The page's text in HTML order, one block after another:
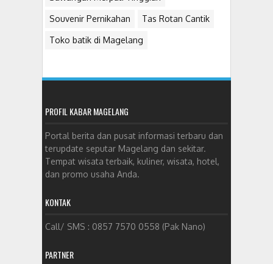
Souvenir Pernikahan Tas Rotan Cantik
Toko batik di Magelang
PROFIL KABAR MAGELANG
Portal berita dan pusat informasi terbaru dan
terupdate seputar Magelang dan sekitar.
Tempat wisata terbaik, kuliner, wisata, hotel,
dan promo usaha Anda.
KONTAK
Call/ SMS : 0857 7570 0558 (Pak Nano)
PARTNER